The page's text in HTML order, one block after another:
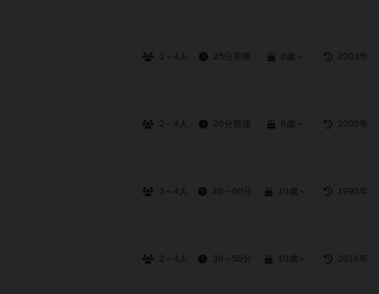
1～4人 25分前後 8歳～ 2003年
2～4人 20分前後 8歳～ 2005年
3～4人 40～60分 10歳～ 1995年
2～4人 30～50分 10歳～ 2016年